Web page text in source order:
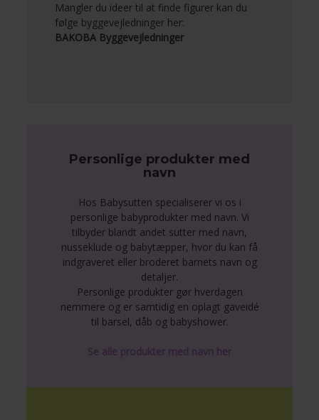
Mangler du ideer til at finde figurer kan du
følge byggevejledninger her:
BAKOBA Byggevejledninger
Personlige produkter med
navn
Hos Babysutten specialiserer vi os i
personlige babyprodukter med navn. Vi
tilbyder blandt andet sutter med navn,
nusseklude og babytæpper, hvor du kan få
indgraveret eller broderet barnets navn og
detaljer.
Personlige produkter gør hverdagen
nemmere og er samtidig en oplagt gaveidé
til barsel, dåb og babyshower.
Se alle produkter med navn her